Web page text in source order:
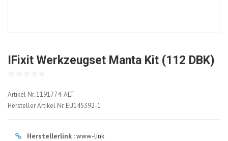
IFixit Werkzeugset Manta Kit (112 DBK)
1191774-
ALT
Artikel Nr.1191774-ALT
Hersteller Artikel Nr. EU145392-1
Herstellerlink :www-link